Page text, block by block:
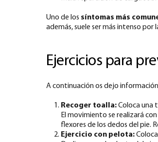
Uno de los síntomas más
además, suele ser más intenso por
Ejercicios para
A continuación os dejo
Recoger toalla:Coloca una
El movimiento se realizará
flexores de los dedos del pie.
Ejercicio con pelota: